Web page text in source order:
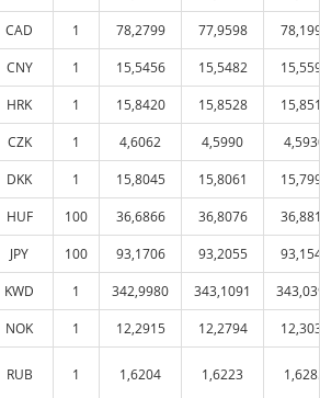
CAD 1 78,2799 77,9598
CNY 1 15,5456 15,5482
HRK 1 15,8420 15,8528
CZK 1 4,6062 4,5990
DKK 1 15,8045 15,8061
HUF 100 36,6866 36,8076
JPY 100 93,1706 93,2055
KWD 1 342,9980 343,1091
NOK 1 12,2915 12,2794
RUB 1 1,6204 1,6223